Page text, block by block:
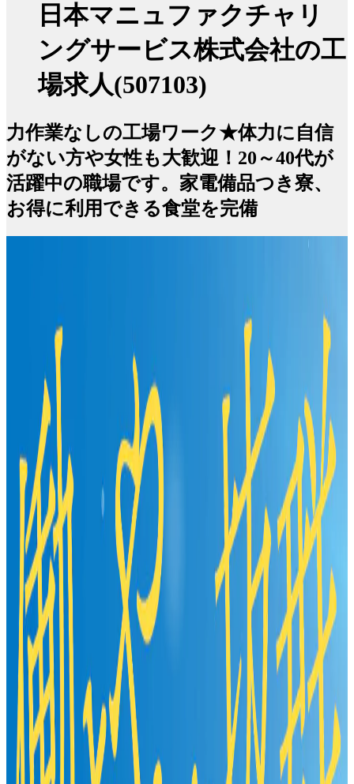
日本マニュファクチャリ
ングサービス株式会社の工
場求人(507103)
力作業なしの工場ワーク★体力に自信
がない方や女性も大歓迎！20～40代が
活躍中の職場です。家電備品つき寮、
お得に利用できる食堂を完備